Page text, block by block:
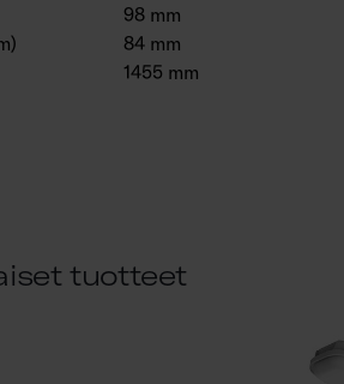
98 mm
84 mm
1455 mm
tuotteet